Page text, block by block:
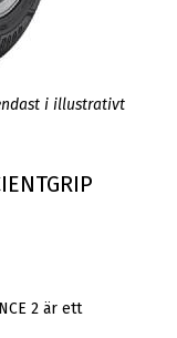
i illustrativt
2 är ett